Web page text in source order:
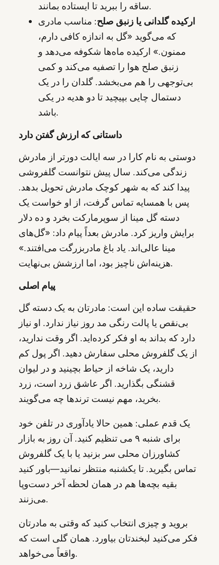
ساقه را ببرید تا ایستاده بمانند.
ارکیده گلدانی یا زنبق صلح: مناسب مادری
که می‌گوید «گل به اندازه کافی دارم،
ممنون.» ارکیده ماه‌ها شکوفه می‌دهد و
زنبق صلح هوا را تصفیه می‌کند و کمی
بی‌توجهی را هم می‌بخشد. گلدان را در یک
دستمال چایی بپیچید تا دو هدیه در یکی
باشد.
داستانی که ارزش گفتن دارد
دوستی به نام کارا در سه ایالت دورتر از مادرش
زندگی می‌کند. سال پیش نتوانست گلفروشی
پیدا کند که به شهر کوچک مادرش تحویل بدهد.
پس با همسایه تماس گرفت، از او خواست یک
دسته گل مینا از سوپرمارکت بخرد و ده دلار
برایش واریز کرد. مادرش بعداً پیام داد: «گل‌های
مینا عالی‌اند. یاد باغ مادربزرگت می‌افتند.»
هزینه‌اش ناچیز بود، اما ارزشش بی‌نهایت.
پیام اصلی
حقیقت ساده این است: مادرتان به یک دسته گل
بی‌نقص یا پالت رنگی مد روز نیاز ندارد. او نیاز
دارد که بداند به او فکر کرده‌اید. اگر وقت ندارید،
از یک گلفروش محلی سفارش دهید. اگر پول کم
دارید، یک شاخه از حیاط بچینید و در لیوان
قشنگی بگذارید. اگر عاشق زرد است، زرد
بخرید، مهم نیست ترندها چه می‌گویند.
یک قدم عملی: همین حالا یادآوری در تلفن خود
برای شنبه ۹ می تنظیم کنید. آن روز به بازار
کشاورزان محلی سر بزنید یا با یک گلفروش
تماس بگیرید. تا یکشنبه منتظر نمانید—باور کنید
بقیه بچه‌ها هم در همان لحظه آخر دست‌وپا
می‌زنند.
بروید و چیزی انتخاب کنید که وقتی به مادرتان
فکر می‌کنید لبخندتان بیاورد. همان گلی است که
واقعاً می‌خواهد.